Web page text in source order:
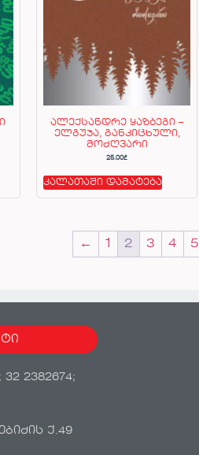
ალექსანდრე ყაზბეგი –
ელგუჯა, განკიცხული,
მოძღვარი
25.00₾
კალათაში დამატება
← 1 2 3 4 5
32 2382674;
ქ.49